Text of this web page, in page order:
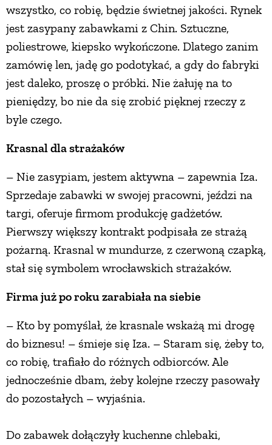
wszystko, co robię, będzie świetnej jakości. Rynek
jest zasypany zabawkami z Chin. Sztuczne,
poliestrowe, kiepsko wykończone. Dlatego zanim
zamówię len, jadę go podotykać, a gdy do fabryki
jest daleko, proszę o próbki. Nie żałuję na to
pieniędzy, bo nie da się zrobić pięknej rzeczy z
byle czego.
Krasnal dla strażaków
– Nie zasypiam, jestem aktywna – zapewnia Iza.
Sprzedaje zabawki w swojej pracowni, jeździ na
targi, oferuje firmom produkcję gadżetów.
Pierwszy większy kontrakt podpisała ze strażą
pożarną. Krasnal w mundurze, z czerwoną czapką,
stał się symbolem wrocławskich strażaków.
Firma już po roku zarabiała na siebie
– Kto by pomyślał, że krasnale wskażą mi drogę
do biznesu! – śmieje się Iza. – Staram się, żeby to,
co robię, trafiało do różnych odbiorców. Ale
jednocześnie dbam, żeby kolejne rzeczy pasowały
do pozostałych – wyjaśnia.
Do zabawek dołączyły kuchenne chlebaki,